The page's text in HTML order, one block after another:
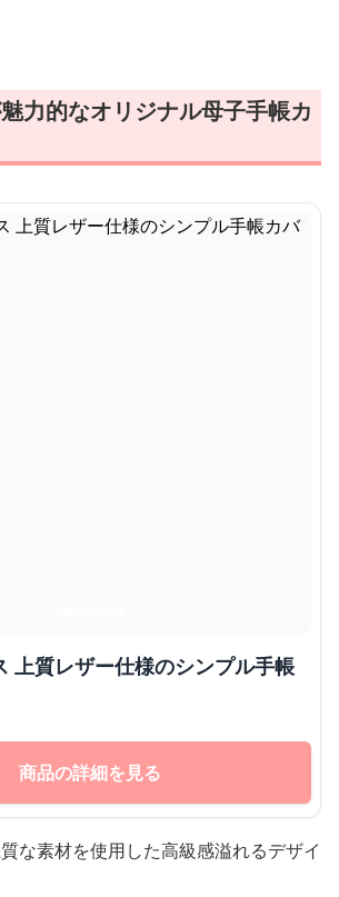
力的なオリジナル母子手帳カ
商品の詳細を見る
な素材を使用した高級感溢れるデザイ